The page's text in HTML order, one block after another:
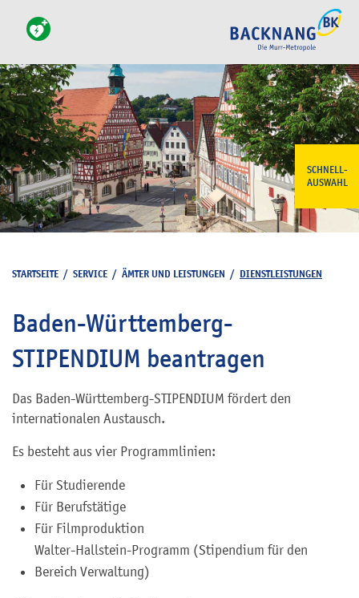
SCHNELL-
AUSWAHL
STARTSEITE / SERVICE / ÄMTER UND LEISTUNGEN / DIENSTLEISTUNGEN
Baden-Württemberg-
STIPENDIUM beantragen
Das Baden-Württemberg-STIPENDIUM fördert den
internationalen Austausch.
Es besteht aus vier Programmlinien:
Für Studierende
Für Berufstätige
Für Filmproduktion
Walter-Hallstein-Programm (Stipendium für den
Bereich Verwaltung)